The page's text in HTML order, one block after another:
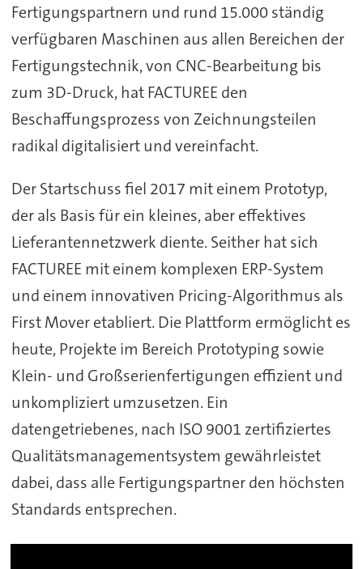
Fertigungspartnern und rund 15.000 ständig
verfügbaren Maschinen aus allen Bereichen der
Fertigungstechnik, von CNC-Bearbeitung bis
zum 3D-Druck, hat FACTUREE den
Beschaffungsprozess von Zeichnungsteilen
radikal digitalisiert und vereinfacht.
Der Startschuss fiel 2017 mit einem Prototyp,
der als Basis für ein kleines, aber effektives
Lieferantennetzwerk diente. Seither hat sich
FACTUREE mit einem komplexen ERP-System
und einem innovativen Pricing-Algorithmus als
First Mover etabliert. Die Plattform ermöglicht es
heute, Projekte im Bereich Prototyping sowie
Klein- und Großserienfertigungen effizient und
unkompliziert umzusetzen. Ein
datengetriebenes, nach ISO 9001 zertifiziertes
Qualitätsmanagementsystem gewährleistet
dabei, dass alle Fertigungspartner den höchsten
Standards entsprechen.